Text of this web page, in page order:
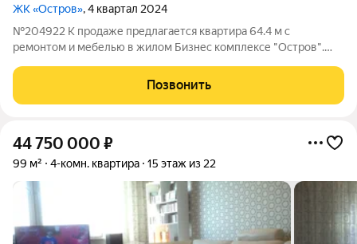
ЖК «Остров», 4 квартал 2024
№204922 К продаже предлагается квартира 64.4 м с
ремонтом и мебелью в жилом Бизнес комплексе "Остров".
ДОНСТРОЙ, с двумя санузлами, двумя изолированными
спальнями (одна из которых мастер-спальня с
Позвонить
44 750 000 ₽
99 м² 4-комн. квартира 15 этаж из 22